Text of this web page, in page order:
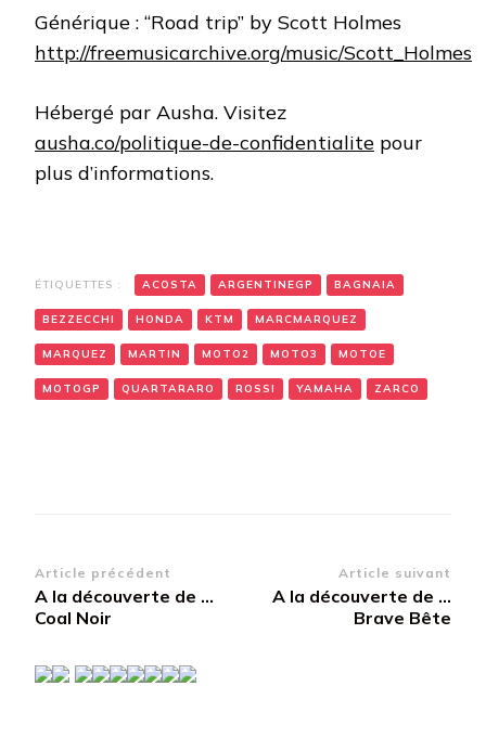
Générique : “Road trip” by Scott Holmes
http://freemusicarchive.org/music/Scott_Holmes
Hébergé par Ausha. Visitez
ausha.co/politique-de-confidentialite pour
plus d’informations.
ÉTIQUETTES : ACOSTA ARGENTINEGP BAGNAIA
BEZZECCHI HONDA KTM MARCMARQUEZ
MARQUEZ MARTIN MOTO2 MOTO3 MOTOE
MOTOGP QUARTARARO ROSSI YAMAHA ZARCO
Navigation
d’article
Article précédent
A la découverte de …
Coal Noir
Article suivant
A la découverte de …
Brave Bête